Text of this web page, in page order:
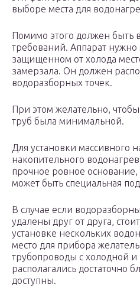
выборе места для
Помимо этого должен
требований. Аппарат нужно
защищенном от холода
замерзала. Он должен
водоразборных точек.
При этом желательно,
труб была минимальной.
Для установки массивного
накопительного
прочное ровное основание,
может быть специальная
В случае если
удалены друг от друга,
установке нескольких
место для прибора
трубопроводы с холодной и
располагались достаточно
доступны.